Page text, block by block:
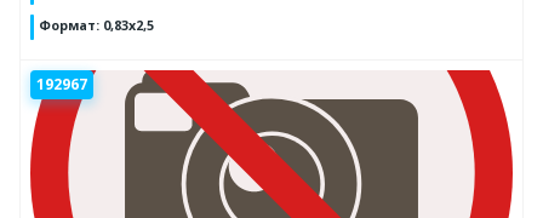
Формат: 0,83х2,5
192967